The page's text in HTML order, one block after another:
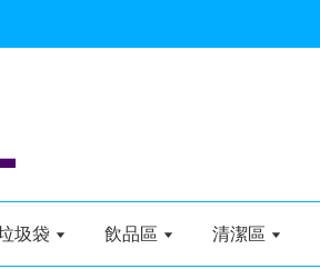
圾袋 飲品區 清潔區